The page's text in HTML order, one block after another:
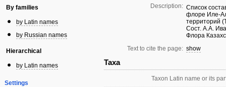
By families
by Latin names
by Russian names
Hierarchical
by Latin names
Settings
Description: Список
флоре Иле-
территорий
Сост. А.А.
Флора
Text to cite the page: show
Taxa
Taxon Latin name or its